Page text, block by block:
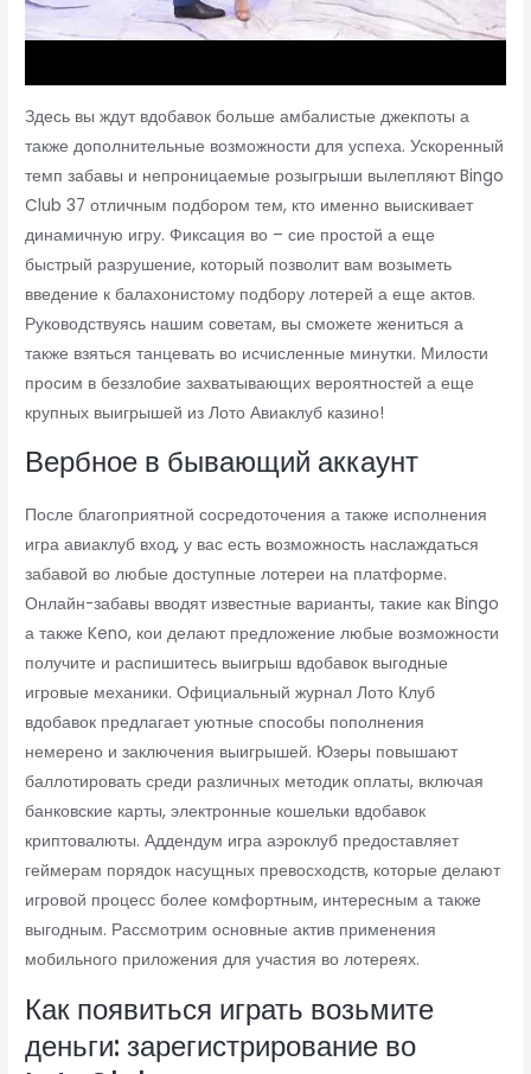
Здесь вы ждут вдобавок больше амбалистые джекпоты а
также дополнительные возможности для успеха. Ускоренный
темп забавы и непроницаемые розыгрыши вылепляют Bingo
Club 37 отличным подбором тем, кто именно выискивает
динамичную игру. Фиксация во – сие простой а еще
быстрый разрушение, который позволит вам возыметь
введение к балахонистому подбору лотерей а еще актов.
Руководствуясь нашим советам, вы сможете жениться а
также взяться танцевать во исчисленные минутки. Милости
просим в беззлобие захватывающих вероятностей а еще
крупных выигрышей из Лото Авиаклуб казино!
Вербное в бывающий аккаунт
После благоприятной сосредоточения а также исполнения
игра авиаклуб вход, у вас есть возможность наслаждаться
забавой во любые доступные лотереи на платформе.
Онлайн-забавы вводят известные варианты, такие как Bingo
а также Keno, кои делают предложение любые возможности
получите и распишитесь выигрыш вдобавок выгодные
игровые механики. Официальный журнал Лото Клуб
вдобавок предлагает уютные способы пополнения
немерено и заключения выигрышей. Юзеры повышают
баллотировать среди различных методик оплаты, включая
банковские карты, электронные кошельки вдобавок
криптовалюты. Аддендум игра аэроклуб предоставляет
геймерам порядок насущных превосходств, которые делают
игровой процесс более комфортным, интересным а также
выгодным. Рассмотрим основные актив применения
мобильного приложения для участия во лотереях.
Как появиться играть возьмите
деньги: зарегистрирование во